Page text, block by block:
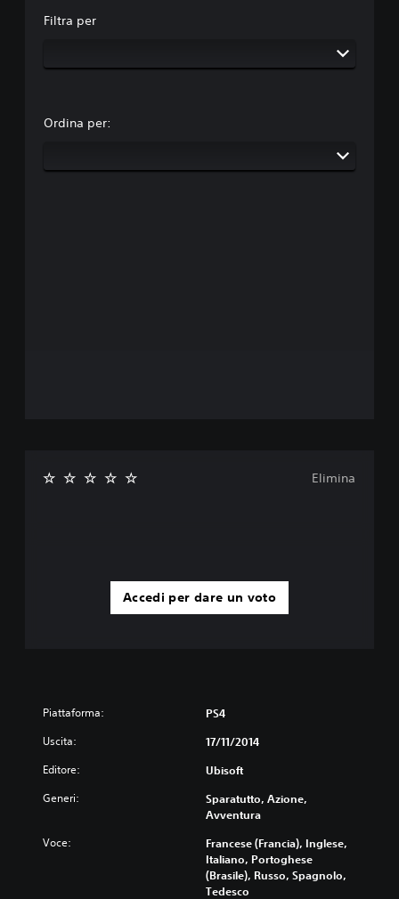
Filtra per
Ordina per:
Accedi per dare un voto
Elimina
Piattaforma: PS4
Uscita: 17/11/2014
Editore: Ubisoft
Generi:
Sparatutto, Azione,
Avventura
Voce:
Francese (Francia), Inglese,
Italiano, Portoghese
(Brasile), Russo, Spagnolo,
Tedesco